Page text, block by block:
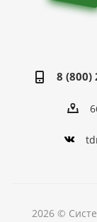
8 (800)
2026 ©